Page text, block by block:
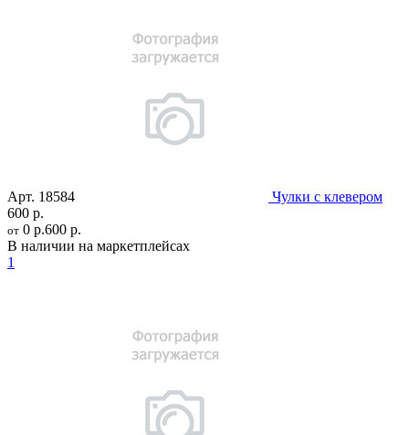
Арт. 18584
Чулки с клевером
600 р.
от 0 р.600 р.
В наличии на маркетплейсах
1